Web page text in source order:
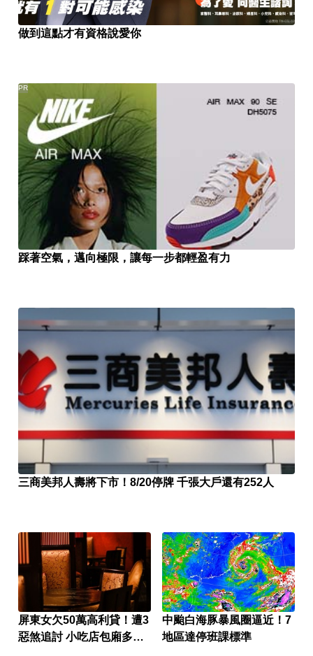
做到這點才有資格說愛你
踩著空氣，邁向極限，讓每一步都輕盈有力
PR
三商美邦人壽將下市！8/20停牌 千張大戶還有252人
屏東女欠50萬高利貸！遭3
惡煞追討 小吃店包廂多次
中颱白海豚暴風圈逼近！7
地區達停班課標準